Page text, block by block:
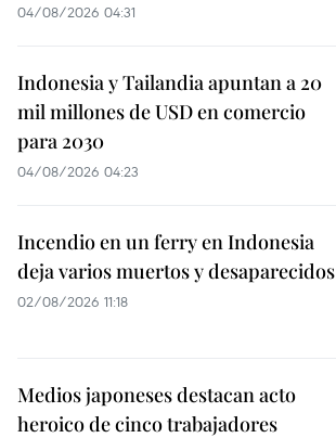
04/08/2026 04:31
Indonesia y Tailandia apuntan a 20
mil millones de USD en comercio
para 2030
04/08/2026 04:23
Incendio en un ferry en Indonesia
deja varios muertos y desaparecidos
02/08/2026 11:18
Medios japoneses destacan acto
heroico de cinco trabajadores